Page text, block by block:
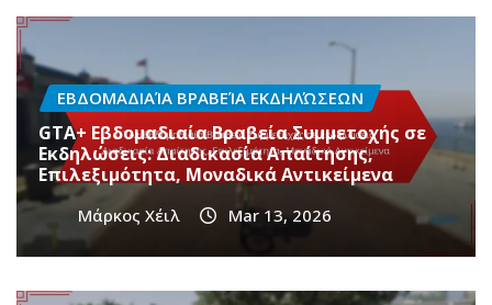
ΕΒΔΟΜΑΔΙΑΊΑ ΒΡΑΒΕΊΑ ΕΚΔΗΛΏΣΕΩΝ
GTA+ Εβδομαδιαία Βραβεία Συμμετοχής σε
Εκδηλώσεις: Διαδικασία Απαίτησης,
Επιλεξιμότητα, Μοναδικά Αντικείμενα
Μάρκος Χέιλ Mar 13, 2026